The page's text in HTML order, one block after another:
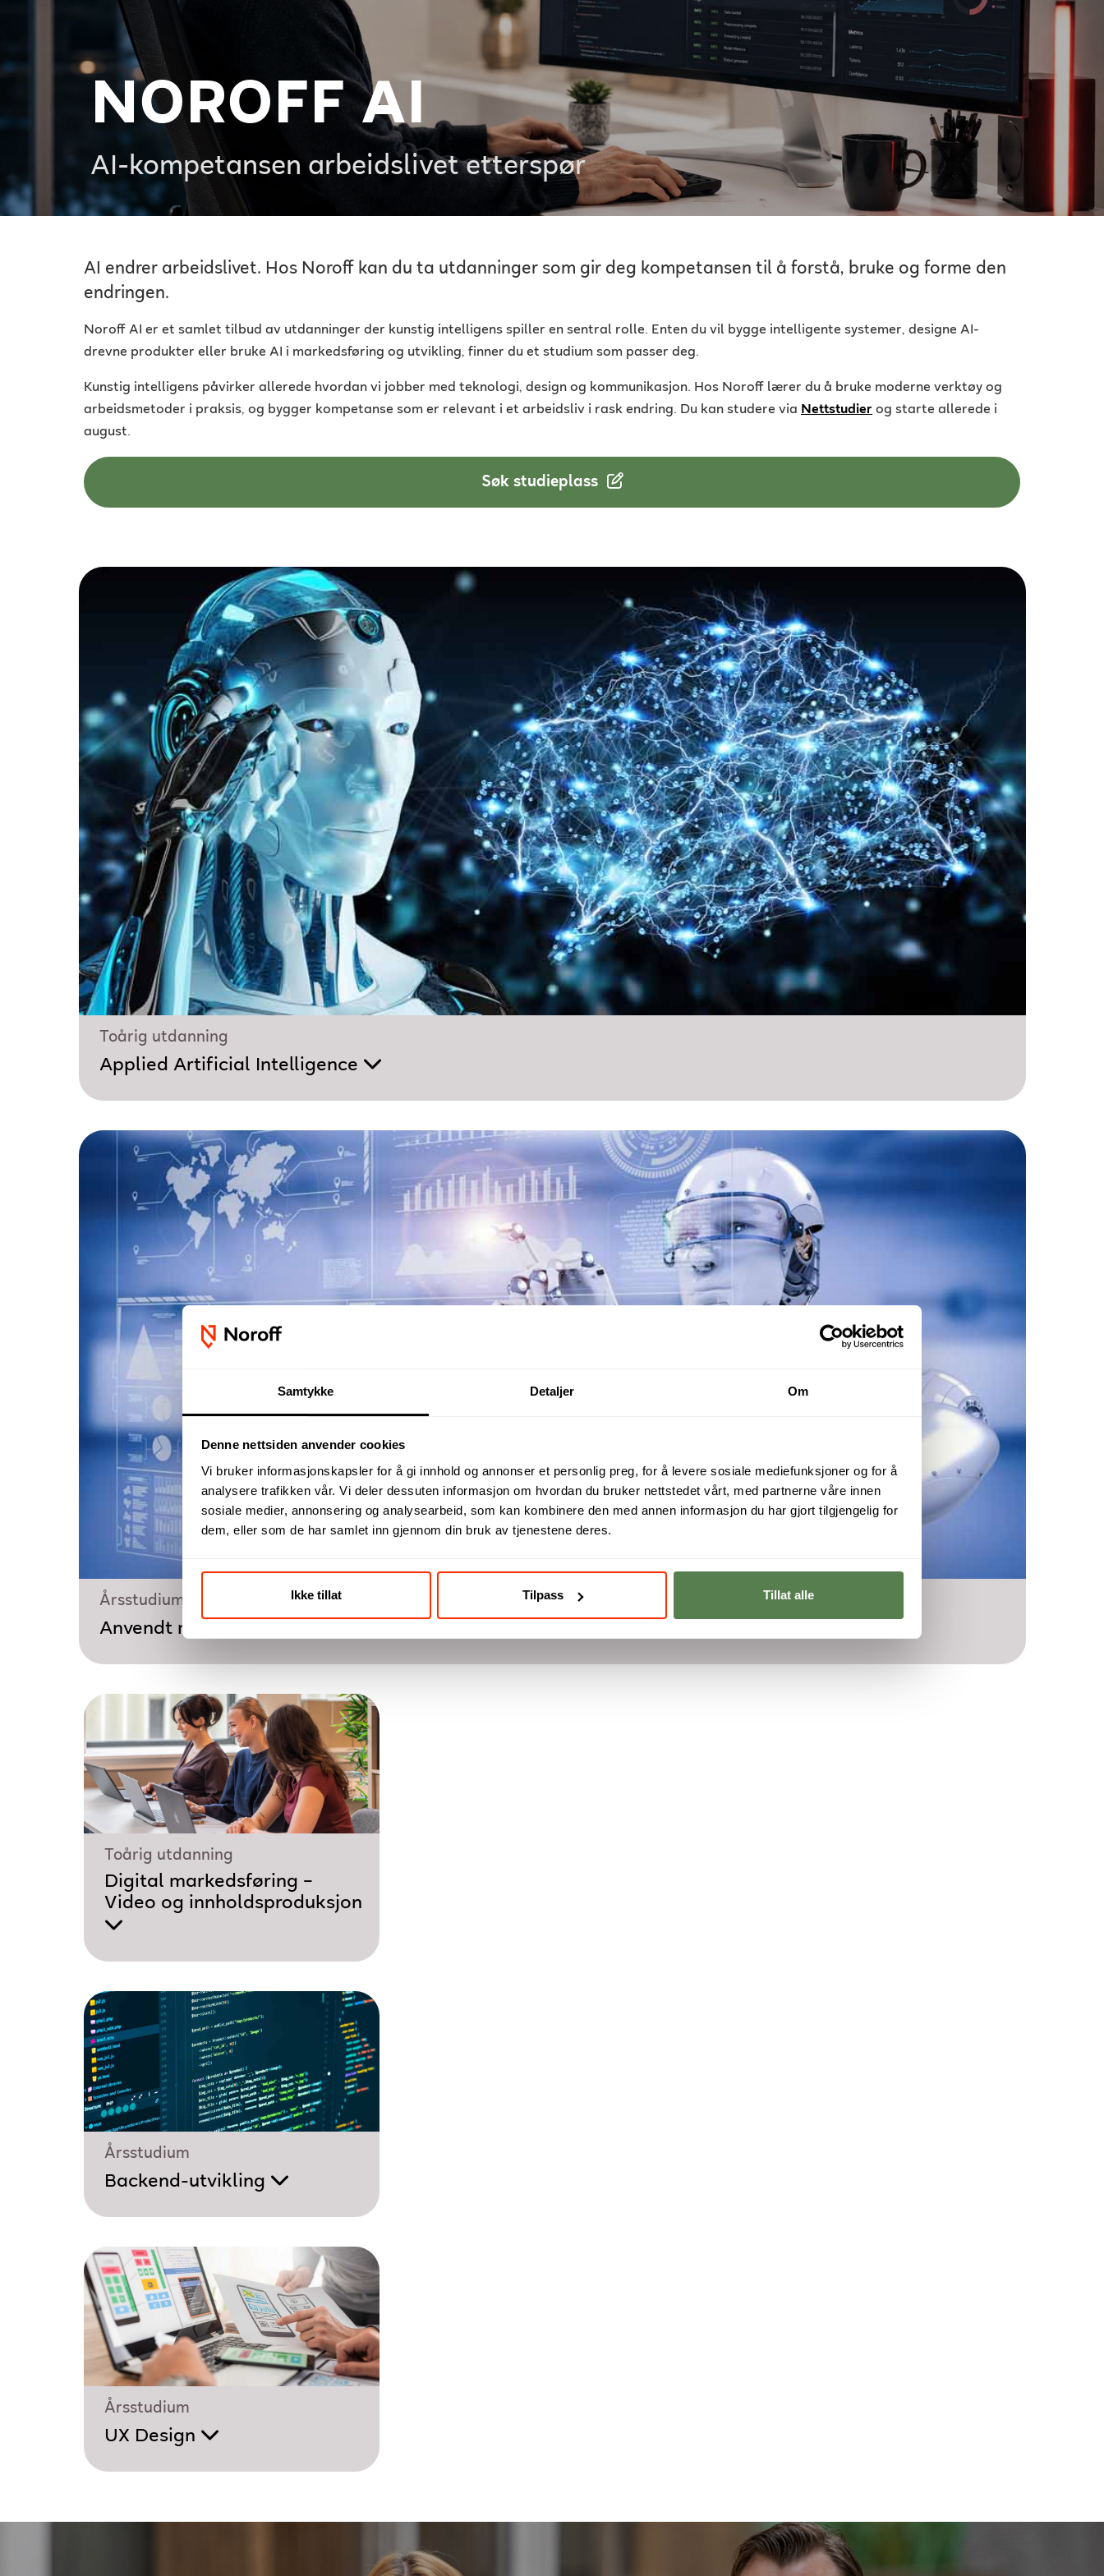
Samtykke Detaljer Om
Denne nettsiden anvender cookies
Vi bruker informasjonskapsler for å gi innhold og annonser et personlig preg, for å levere sosiale mediefunksjoner og for å
analysere trafikken vår. Vi deler dessuten informasjon om hvordan du bruker nettstedet vårt, med partnerne våre innen
sosiale medier, annonsering og analysearbeid, som kan kombinere den med annen informasjon du har gjort tilgjengelig for
dem, eller som de har samlet inn gjennom din bruk av tjenestene deres.
Ikke tillat Tilpass Tillat alle
NOROFF AI
AI-kompetansen arbeidslivet etterspør
AI endrer arbeidslivet. Hos Noroff kan du ta utdanninger som gir deg kompetansen til å forstå, bruke og forme den
endringen.
Noroff AI er et samlet tilbud av utdanninger der kunstig intelligens spiller en sentral rolle. Enten du vil bygge intelligente systemer, designe AI-
drevne produkter eller bruke AI i markedsføring og utvikling, finner du et studium som passer deg.
Kunstig intelligens påvirker allerede hvordan vi jobber med teknologi, design og kommunikasjon. Hos Noroff lærer du å bruke moderne verktøy og
arbeidsmetoder i praksis, og bygger kompetanse som er relevant i et arbeidsliv i rask endring. Du kan studere via Nettstudier og starte allerede i
august.
Søk studieplass
Toårig utdanning
Applied Artificial Intelligence
Årsstudium
Anvendt maskinlæring
Toårig utdanning
Digital markedsføring –
Video og innholdsproduksjon
Årsstudium
Backend-utvikling
Årsstudium
UX Design